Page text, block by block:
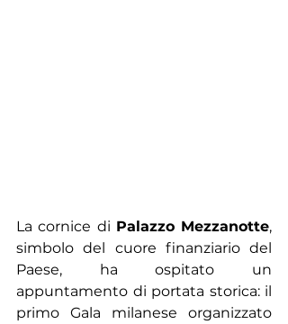
La cornice di Palazzo Mezzanotte,
simbolo del cuore finanziario del
Paese, ha ospitato un
appuntamento di portata storica: il
primo Gala milanese organizzato